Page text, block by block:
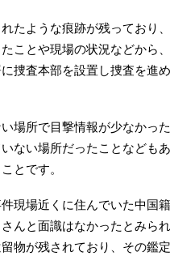
たような痕跡が残っており
ことや現場の状況などから
捜査本部を設置し捜査を進
場所で目撃情報が少なかっ
ない場所だったことなども
とです。
現場近くに住んでいた中国
んと面識はなかったとみられ
物が残されており、その鑑